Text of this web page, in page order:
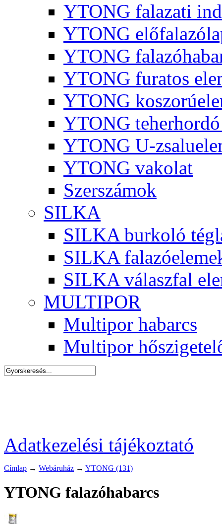
YTONG falazati
YTONG
YTONG
YTONG furatos
YTONG
YTONG
YTONG U-
YTONG vakolat
Szerszámok
SILKA
SILKA burkoló
SILKA
SILKA válaszfal
MULTIPOR
Multipor habarcs
Multipor
Adatkezelési tájékoztató
Címlap → Webáruház → YTONG (131)
YTONG falazóhabarcs